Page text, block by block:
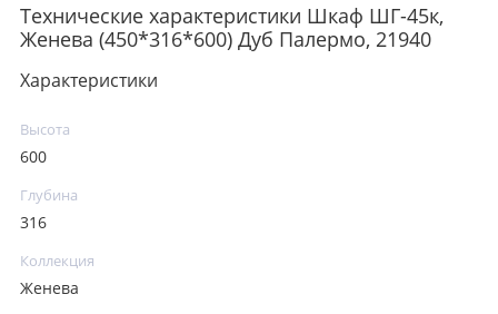
Технические характеристики Шкаф ШГ-45к,
Женева (450*316*600) Дуб Палермо, 21940
Характеристики
Высота
600
Глубина
316
Коллекция
Женева